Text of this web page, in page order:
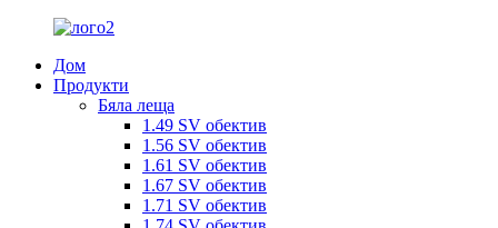
Дом
Продукти
Бяла леща
1.49 SV обектив
1.56 SV обектив
1.61 SV обектив
1.67 SV обектив
1.71 SV обектив